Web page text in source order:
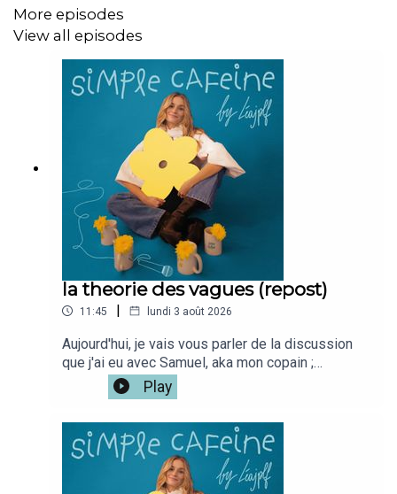
Album You Are
https://www.buzzfeed.com/fiercelegend678/design-a-
house-and-well-tell-you-which-taylor-swi
Quel métier ?https://www.quizz.biz/quizz-993463.html
t’es clean girl, hot girl, bad girl..?
https://www.quizz.biz/quizz-1912297.html
Mon café : @simplecafeine
Mon compte perso@leajplf?
J'ai hate de te lire!
More episodes
View all episodes
la theorie des vagues (repost)
11:45 | lundi 3 août 2026
Aujourd'hui, je vais vous parler de la discussion
que j'ai eu avec Samuel, aka mon copain ;
"Emotions are like a wave".Depuis, j'ai
l'impression de mieux me comprendre, et de
il FALLAIT que je vous partage tout ca.Mon café
: @simplecafeine Mon compte perso @leajplf ?
J'ai hate de te lire!Bienveillance,S&S,Léa ✨🫶🏻
Play